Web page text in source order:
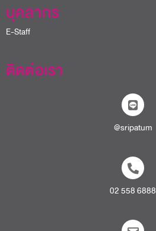
บุคลากร
E-Staff
ติดต่อเรา
@sripatum
02 558 6888